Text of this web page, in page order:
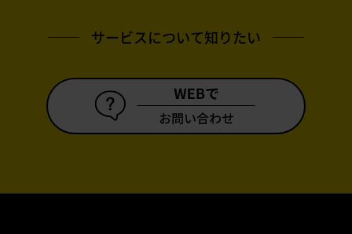
サービスについて知りたい